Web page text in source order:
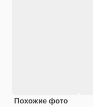
Похожие фото